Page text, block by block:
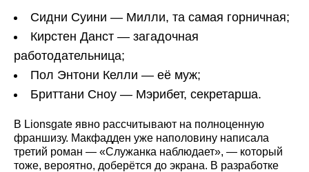
Сидни Суини — Милли, та самая горничная;
Кирстен Данст — загадочная
работодательница;
Пол Энтони Келли — её муж;
Бриттани Сноу — Мэрибет, секретарша.
В Lionsgate явно рассчитывают на полноценную
франшизу. Макфадден уже наполовину написала
третий роман — «Служанка наблюдает», — который
тоже, вероятно, доберётся до экрана. В разработке